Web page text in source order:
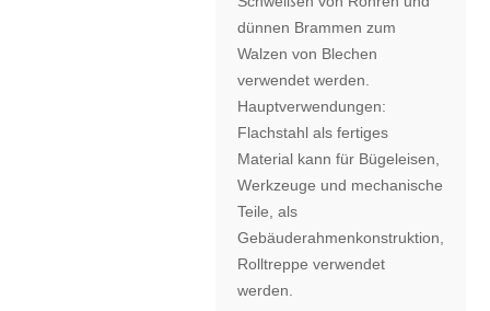
dünnen Brammen zum
Walzen von Blechen
verwendet werden.
Hauptverwendungen:
Flachstahl als fertiges
Material kann für Bügeleisen,
Werkzeuge und mechanische
Teile, als
Gebäuderahmenkonstruktion,
Rolltreppe verwendet
werden.